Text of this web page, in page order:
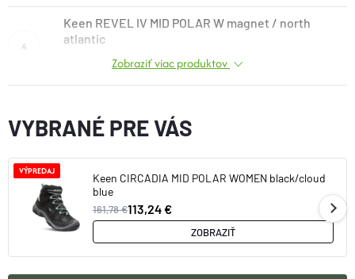
Obchodné podmienky
Reklamácie
Zľavové kódy Blog
Keen REVEL IV MID POLAR W magnet / north
atlantic
Zobraziť viac produktov
VYBRANÉ PRE VÁS
VÝPREDAJ
Keen CIRCADIA MID POLAR WOMEN black/cloud
blue
161,78 €113,24 €
ZOBRAZIŤ